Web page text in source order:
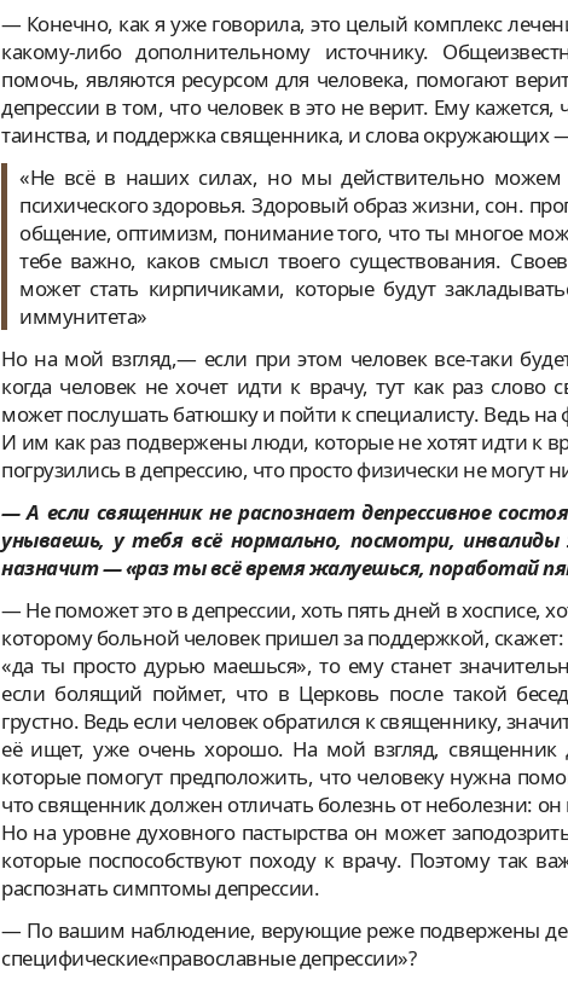
— Конечно, как я уже говорила, это целый комплекс
какому-либо дополнительному источнику.
помочь, являются ресурсом для человека, помогают
депрессии в том, что человек в это не верит. Ему
таинства, и поддержка священника, и слова окружающих
«Не всё в наших силах, но мы действительно
психического здоровья. Здоровый образ жизни, сон.
общение, оптимизм, понимание того, что ты многое
тебе важно, каков смысл твоего существования.
может стать кирпичиками, которые будут
иммунитета»
Но на мой взгляд,— если при этом человек все-таки
когда человек не хочет идти к врачу, тут как раз слово
может послушать батюшку и пойти к специалисту. Ведь
И им как раз подвержены люди, которые не хотят идти к
погрузились в депрессию, что просто физически не могут
— А если священник не распознает депрессивное
унываешь, у тебя всё нормально, посмотри,
назначит — «раз ты всё время жалуешься, поработай
— Не поможет это в депрессии, хоть пять дней в хосписе,
которому больной человек пришел за поддержкой, скажет:
«да ты просто дурью маешься», то ему станет
если болящий поймет, что в Церковь после такой
грустно. Ведь если человек обратился к священнику,
её ищет, уже очень хорошо. На мой взгляд, священник
которые помогут предположить, что человеку нужна
что священник должен отличать болезнь от неболезни: он
Но на уровне духовного пастырства он может
которые поспособствуют походу к врачу. Поэтому так
распознать симптомы депрессии.
— По вашим наблюдение, верующие реже подвержены
специфические«православные депрессии»?